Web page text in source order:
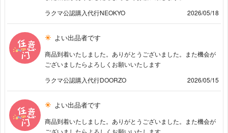
ラクマ公認購入代行NEOKYO
2026/05/18
よい出品者です
商品到着いたしました。ありがとうございました。また機会が
ございましたらよろしくお願いいたします
ラクマ公認購入代行DOORZO
2026/05/15
よい出品者です
商品到着いたしました。ありがとうございました。また機会が
ございましたらよろしくお願いいたします